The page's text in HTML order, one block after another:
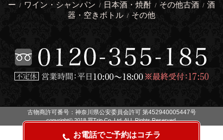
ー / ワイン・シャンパン / 日本酒・焼酎 / その他古酒 / 酒
器・空きボトル / その他
古物商許可番号：神奈川県公安委員会許可 第452940005447号
copyright© 2018 買Trip Co.,Ltd. ALL Rights Reserved.
お電話でご予約はコチラ